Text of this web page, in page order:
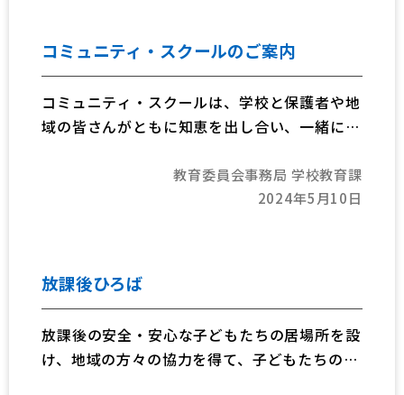
コミュニティ・スクールのご案内
コミュニティ・スクールは、学校と保護者や地
域の皆さんがともに知恵を出し合い、一緒に協
く「地域とともにある学校づくり」を進める仕
教育委員会事務局 学校教育課
2024年5月10日
放課後ひろば
放課後の安全・安心な子どもたちの居場所を設
け、地域の方々の協力を得て、子どもたちの学